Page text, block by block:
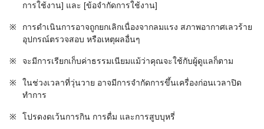
การใช้งาน] และ [ข้อจำกัดการใช้งาน]
※
การดำเนินการอาจถูกยกเลิกเนื่องจากลมแรง สภาพอากาศเลวร้าย
อุปกรณ์ตรวจสอบ หรือเหตุผลอื่นๆ
※ จะมีการเรียกเก็บค่าธรรมเนียมแม้ว่าคุณจะใช้กับผู้ดูแลก็ตาม
※
ในช่วงเวลาที่วุ่นวาย อาจมีการจำกัดการขึ้นเครื่องก่อนเวลาปิด
ทำการ
※ โปรดงดเว้นการกิน การดื่ม และการสูบบุหรี่